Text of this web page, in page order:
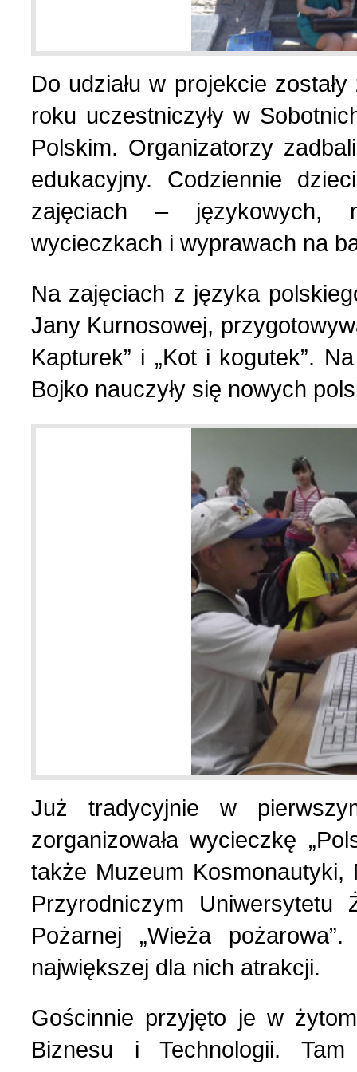
Polityka (10)
Polski biznes w
Pomoc charytatywna (1)
Prezentacja (5)
Realia ukraińskie (17)
Rocznice (1)
Spotkania (1)
Strona poetycka (1)
Strona religijna (18)
Sylwetki znanych ludzi
Szkolnictwo (14)
U naszych sąsiadów (9)
Wojna rosyjsko-
Wspomnienia (2)
Wybory w Polsce (4)
Wydarzenia (7)
Wydarzenia w Polsce
Wystawy, premiery,
Куточок юного
4 (143) 2020 r. (1)
3 (142) 2020 r. (3)
2 (141) 2020 r. (2)
Do udziału w projekcie
roku uczestniczyły w
Polskim. Organizatorzy
edukacyjny. Codziennie
zajęciach – językowych,
wycieczkach i wyprawach na
Na zajęciach z języka
Jany Kurnosowej,
Kapturek” i „Kot i kogutek”.
Bojko nauczyły się nowych
Już tradycyjnie w
zorganizowała wycieczkę
także Muzeum
Przyrodniczym Uniwersytetu
Pożarnej „Wieża
największej dla nich atrakcji.
Gościnnie przyjęto je w
Biznesu i Technologii.